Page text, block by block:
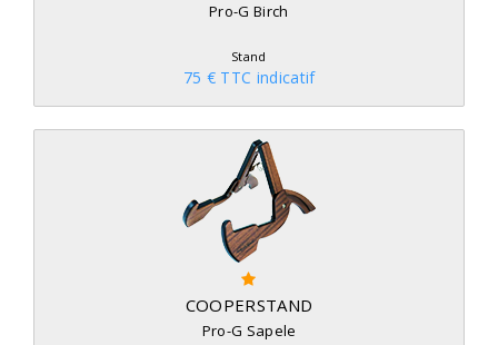
Pro-G Birch
Stand
75 € TTC indicatif
COOPERSTAND
Pro-G Sapele